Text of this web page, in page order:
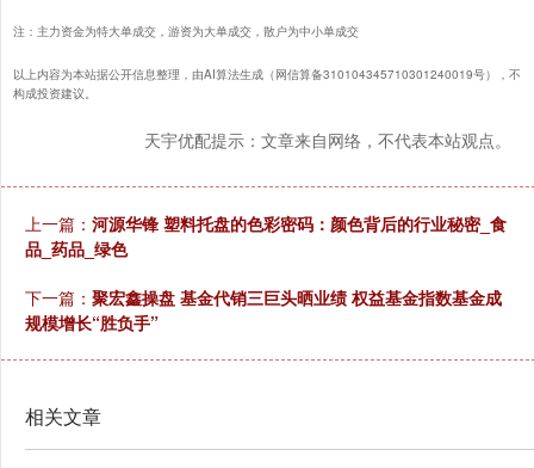
注：主力资金为特大单成交，游资为大单成交，散户为中小单成交
以上内容为本站据公开信息整理，由AI算法生成（网信算备310104345710301240019号），不
构成投资建议。
天宇优配提示：文章来自网络，不代表本站观点。
上一篇： 河源华锋 塑料托盘的色彩密码：颜色背后的行业秘密_食
品_药品_绿色
下一篇： 聚宏鑫操盘 基金代销三巨头晒业绩 权益基金指数基金成
规模增长“胜负手”
相关文章